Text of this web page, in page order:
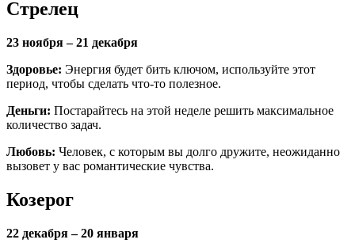
Стрелец
23 ноября – 21 декабря
Здоровье: Энергия будет бить ключом, используйте этот
период, чтобы сделать что-то полезное.
Деньги: Постарайтесь на этой неделе решить максимальное
количество задач.
Любовь: Человек, с которым вы долго дружите, неожиданно
вызовет у вас романтические чувства.
Козерог
22 декабря – 20 января